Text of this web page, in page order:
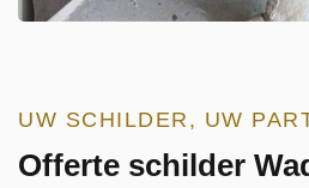
UW SCHILDER, UW
Offerte schilder